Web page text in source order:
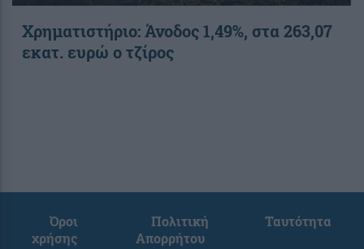
Χρηματιστήριο: Άνοδος 1,49%, στα 263,07
εκατ. ευρώ ο τζίρος
Όροι
χρήσης
Πολιτική
Απορρήτου
Ταυτότητα